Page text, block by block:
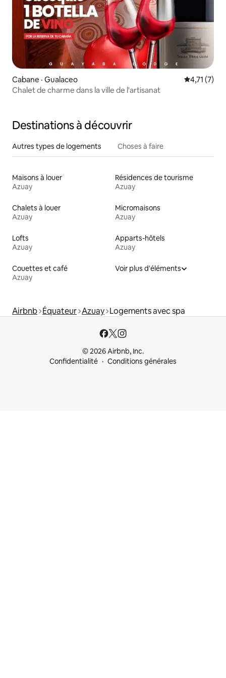
Cabane · Gualaceo Note
4,71 (7)
Chalet de charme dans la ville de l'artisanat
Destinations à découvrir
Autres types de logements Choses à faire
Maisons à louer
Azuay
Résidences de tourisme
Azuay
Chalets à louer
Azuay
Micromaisons
Azuay
Lofts
Azuay
Apparts-hôtels
Azuay
Couettes et café
Azuay
Voir plus d'éléments
Airbnb Équateur Azuay Logements avec spa
© 2026 Airbnb, Inc.
Confidentialité
Conditions générales